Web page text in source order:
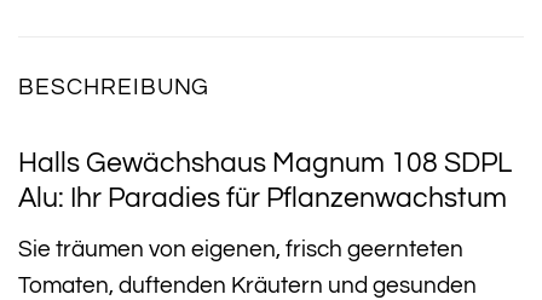
BESCHREIBUNG
Halls Gewächshaus Magnum 108 SDPL
Alu: Ihr Paradies für Pflanzenwachstum
Sie träumen von eigenen, frisch geernteten
Tomaten, duftenden Kräutern und gesunden